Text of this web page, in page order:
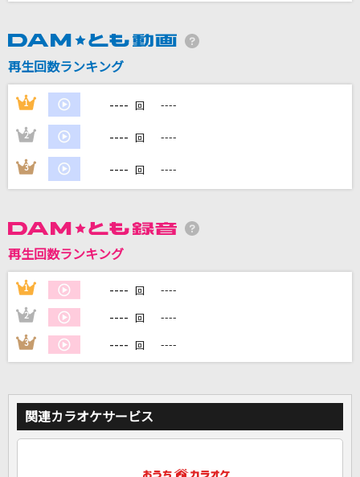
上白石萌音
カラオケ最新情報をチェック！
DAMに会員登録・ログインして
カラオケをもっと楽しもう！
家族や友達と一緒に！練習にも！
再生回数ランキング
1 ---- 回 ----
2 ---- 回 ----
3 ---- 回 ----
再生回数ランキング
1 ---- 回 ----
2 ---- 回 ----
3 ---- 回 ----
関連カラオケサービス